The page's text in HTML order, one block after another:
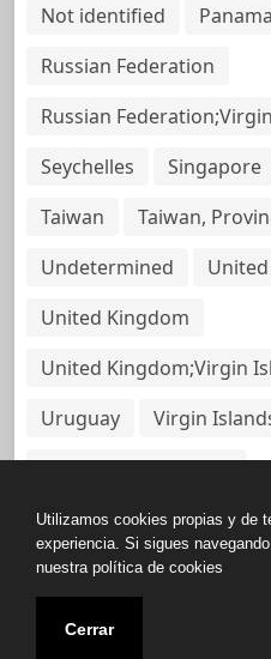
Not identified
Panama
Russian Federation
Russian
Seychelles
Singapore
Taiwan
Taiwan,
Undetermined
United Kingdom
United Kingdom;Virgin
Uruguay
Virgin
Virgin Islands, British
Copyright © All
Utilizamos cookies propias y de
experiencia. Si sigues
nuestra política de cookies
Cerrar